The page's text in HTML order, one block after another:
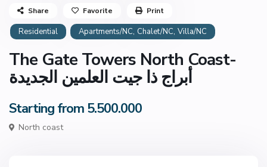
Residential Apartments/NC, Chalet/NC,Villa/NC
The Gate Towers North Coast-
أبراج ذا جيت العلمين الجديدة
Starting from 5.500.000
North coast
Share Favorite Print